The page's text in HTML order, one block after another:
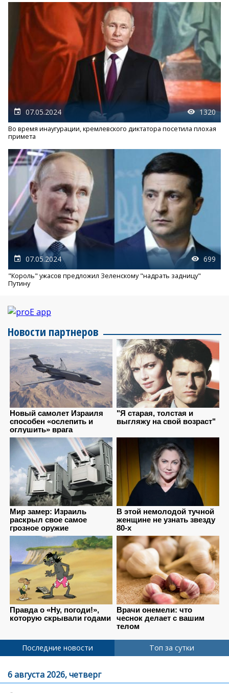
07.05.2024 1320
Во время инаугурации, кремлевского диктатора посетила плохая
примета
07.05.2024 699
"Король" ужасов предложил Зеленскому "надрать задницу"
Путину
Новости партнеров
Последние новости Топ за сутки
6 августа 2026, четверг